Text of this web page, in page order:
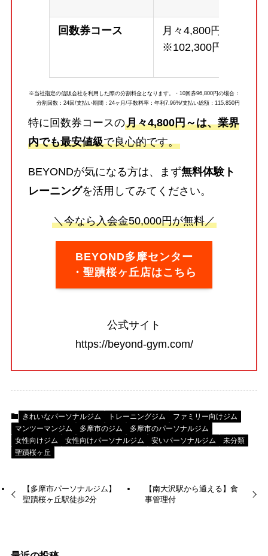
回数券コース
月々4,800円～
※102,300円
※当社指定の信販会社を利用した際の分割料金となります。・10回券96,800円の場合：
分割回数：24回/支払い期間：24ヶ月/手数料率：年利7.96%/支払い総額：115,850円
特に回数券コースの月々4,800円～は、業界
内でも最安値級で良心的です。
BEYONDが気になる方は、まず無料体験ト
レーニングを活用してみてください。
＼今なら入会金50,000円が無料／
BEYOND多摩センター
・聖蹟桜ヶ丘店はこちら
公式サイト
https://beyond-gym.com/
きれいなパーソナルジム トレーニングジム
ファミリー向けジム
マンツーマンジム
多摩市のジム
多摩市のパーソナルジム
女性向けジム
女性向けパーソナルジム 安いパーソナルジム
未分類
聖蹟桜ヶ丘
【多摩市パーソナルジム】
聖蹟桜ヶ丘駅徒歩2分
【南大沢駅から通える】食
事管理付